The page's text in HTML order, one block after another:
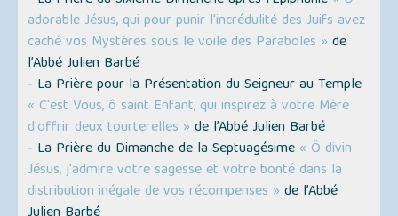
adorable Jésus, qui pour punir l'incrédulité des Juifs avez
caché vos Mystères sous le voile des Paraboles » de
l’Abbé Julien Barbé
- La Prière pour la Présentation du Seigneur au Temple
« C'est Vous, ô saint Enfant, qui inspirez à votre Mère
d'offrir deux tourterelles » de l’Abbé Julien Barbé
- La Prière du Dimanche de la Septuagésime « Ô divin
Jésus, j'admire votre sagesse et votre bonté dans la
distribution inégale de vos récompenses » de l’Abbé